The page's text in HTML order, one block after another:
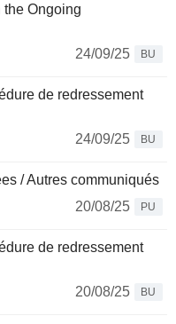
Ongoing
24/09/25
BU
de redressement
24/09/25
BU
/ Autres communiqués
20/08/25
PU
de redressement
20/08/25
BU